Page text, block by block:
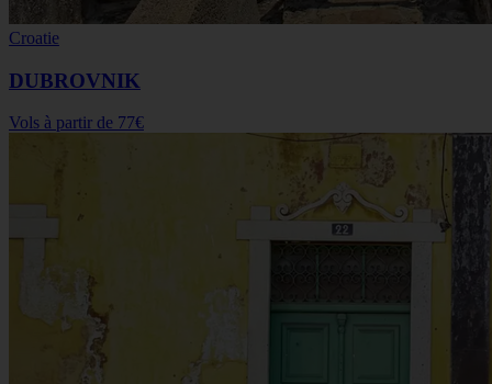
Croatie
DUBROVNIK
Vols à partir de 77€